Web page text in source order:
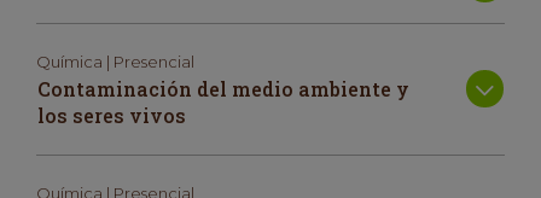
Química | Presencial
Contaminación del medio ambiente y
los seres vivos
Química | Presencial